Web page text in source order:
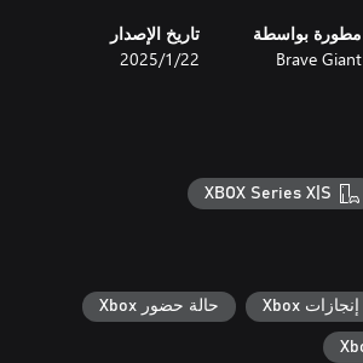
مطورة بواسطة
Brave Giant
تاريخ الإصدار
22‏/1‏/2025
XBOX Series X|S
إنجازات Xbox حالة حضور Xbox